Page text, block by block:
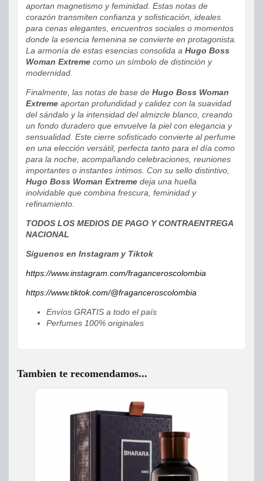
aportan magnetismo y feminidad. Estas notas de
corazón transmiten confianza y sofisticación, ideales
para cenas elegantes, encuentros sociales o momentos
donde la esencia femenina se convierte en protagonista.
La armonía de estas esencias consolida a Hugo Boss
Woman Extreme como un símbolo de distinción y
modernidad.
Finalmente, las notas de base de Hugo Boss Woman
Extreme aportan profundidad y calidez con la suavidad
del sándalo y la intensidad del almizcle blanco, creando
un fondo duradero que envuelve la piel con elegancia y
sensualidad. Este cierre sofisticado convierte al perfume
en una elección versátil, perfecta tanto para el día como
para la noche, acompañando celebraciones, reuniones
importantes o instantes íntimos. Con su sello distintivo,
Hugo Boss Woman Extreme deja una huella
inolvidable que combina frescura, feminidad y
refinamiento.
TODOS LOS MEDIOS DE PAGO Y CONTRAENTREGA
NACIONAL
Síguenos en Instagram y Tiktok
https://www.instagram.com/fraganceroscolombia
https://www.tiktok.com/@fraganceroscolombia
Envíos GRATIS a todo el país
Perfumes 100% originales
Tambien te recomendamos...